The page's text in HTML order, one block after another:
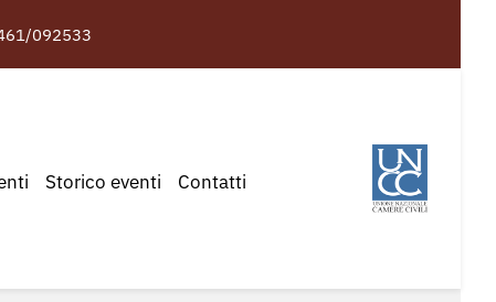
092533
Storico eventi Contatti